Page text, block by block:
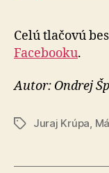
Celú tlačovú
Facebooku.
Autor: Ondrej
ZnačkyJuraj Krúpa,